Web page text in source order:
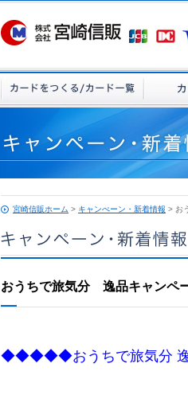
宮崎信販ホーム > キャンぺーン・新着情報 > お
おうちで旅気分 逸品キャンペ
◆◆◆◆◆おうちで旅気分